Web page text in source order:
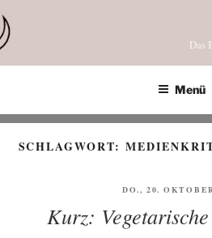
Inhalt
springen
Das
Menü
SCHLAGWORT:
VERÖFFENTLICHT
DO., 20.
Kurz: